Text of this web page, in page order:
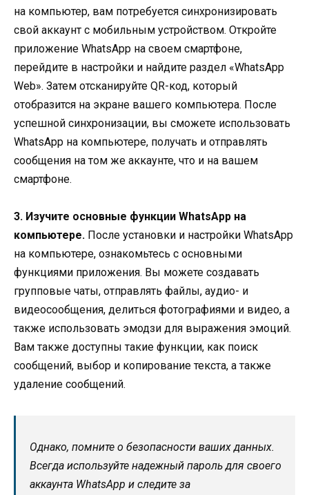
на компьютер, вам потребуется синхронизировать
свой аккаунт с мобильным устройством. Откройте
приложение WhatsApp на своем смартфоне,
перейдите в настройки и найдите раздел «WhatsApp
Web». Затем отсканируйте QR-код, который
отобразится на экране вашего компьютера. После
успешной синхронизации, вы сможете использовать
WhatsApp на компьютере, получать и отправлять
сообщения на том же аккаунте, что и на вашем
смартфоне.
3. Изучите основные функции WhatsApp на
компьютере. После установки и настройки WhatsApp
на компьютере, ознакомьтесь с основными
функциями приложения. Вы можете создавать
групповые чаты, отправлять файлы, аудио- и
видеосообщения, делиться фотографиями и видео, а
также использовать эмодзи для выражения эмоций.
Вам также доступны такие функции, как поиск
сообщений, выбор и копирование текста, а также
удаление сообщений.
Однако, помните о безопасности ваших данных.
Всегда используйте надежный пароль для своего
аккаунта WhatsApp и следите за